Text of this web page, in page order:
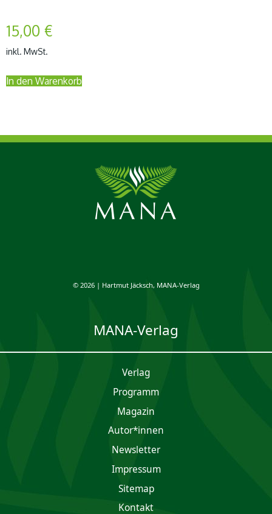
15,00 €
inkl. MwSt.
In den Warenkorb
© 2026 | Hartmut Jäcksch, MANA-Verlag
MANA-Verlag
Verlag
Programm
Magazin
Autor*innen
Newsletter
Impres­sum
Sitemap
Kontakt